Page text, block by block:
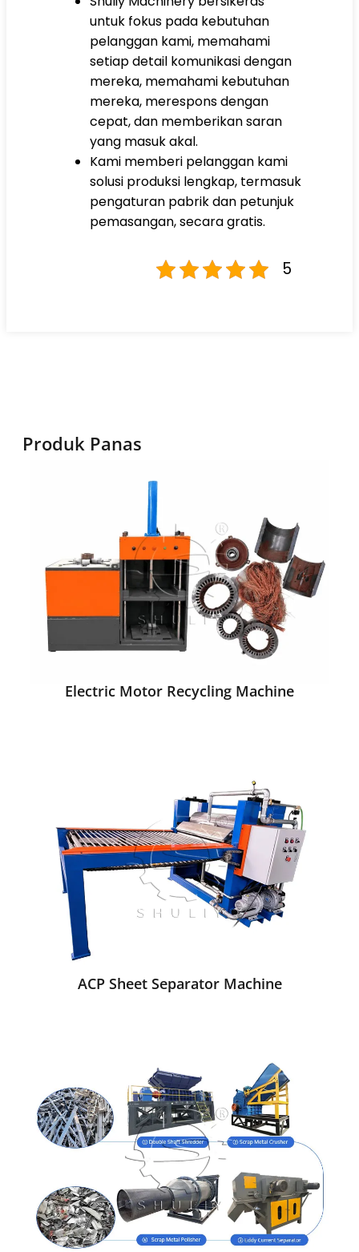
untuk fokus pada kebutuhan
pelanggan kami, memahami
setiap detail komunikasi dengan
mereka, memahami kebutuhan
mereka, merespons dengan
cepat, dan memberikan saran
yang masuk akal.
Kami memberi pelanggan kami
solusi produksi lengkap, termasuk
pengaturan pabrik dan petunjuk
pemasangan, secara gratis.
5
Produk Panas
Electric Motor Recycling Machine
ACP Sheet Separator Machine